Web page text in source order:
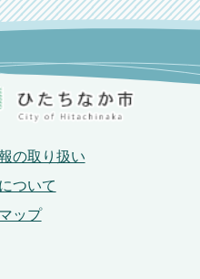
の取り扱い
ついて
ップ